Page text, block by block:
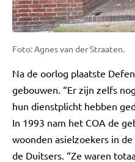
Foto: Agnes van der Straaten.
Na de oorlog plaatste
gebouwen. “Er zijn zelfs
hun dienstplicht hebben
In 1993 nam het COA de
woonden asielzoekers in
de Duitsers. “Ze waren